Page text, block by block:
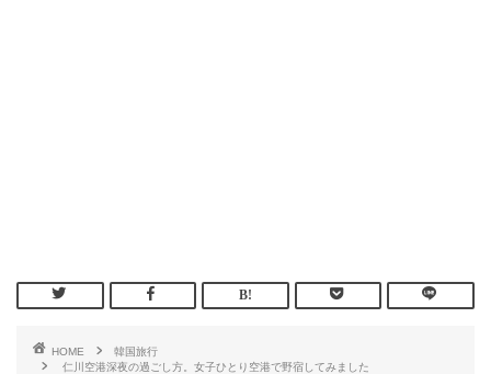
HOME
韓国旅行
仁川空港深夜の過ごし方。女子ひとり空港で野宿してみました